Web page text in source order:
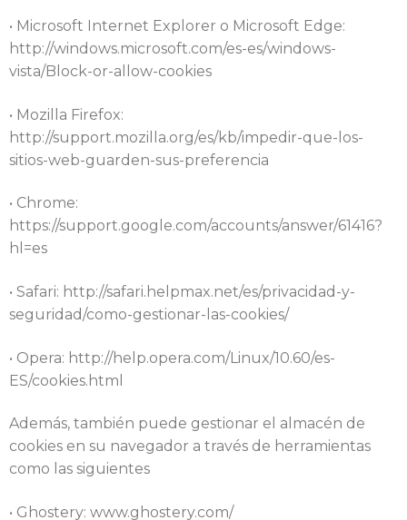
• Microsoft Internet Explorer o Microsoft Edge:
http://windows.microsoft.com/es-es/windows-
vista/Block-or-allow-cookies
• Mozilla Firefox:
http://support.mozilla.org/es/kb/impedir-que-los-
sitios-web-guarden-sus-preferencia
• Chrome:
https://support.google.com/accounts/answer/61416?
hl=es
• Safari: http://safari.helpmax.net/es/privacidad-y-
seguridad/como-gestionar-las-cookies/
• Opera: http://help.opera.com/Linux/10.60/es-
ES/cookies.html
Además, también puede gestionar el almacén de
cookies en su navegador a través de herramientas
como las siguientes
• Ghostery: www.ghostery.com/